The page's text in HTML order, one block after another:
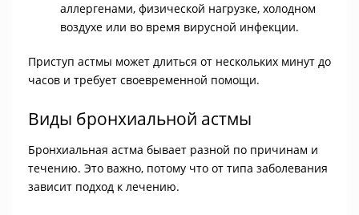
аллергенами, физической нагрузке, холодном
воздухе или во время вирусной инфекции.
Приступ астмы может длиться от нескольких минут до
часов и требует своевременной помощи.
Виды бронхиальной астмы
Бронхиальная астма бывает разной по причинам и
течению. Это важно, потому что от типа заболевания
зависит подход к лечению.